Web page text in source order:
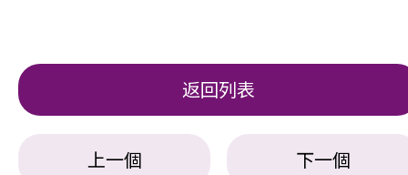
返回列表
上一個 下一個